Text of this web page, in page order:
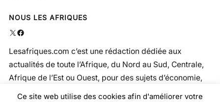
NOUS LES AFRIQUES
X Facebook
Lesafriques.com c’est une rédaction dédiée aux
actualités de toute l’Afrique, du Nord au Sud, Centrale,
Afrique de l’Est ou Ouest, pour des sujets d’économie,
politique, social, santé …
Ce site web utilise des cookies afin d'améliorer votre